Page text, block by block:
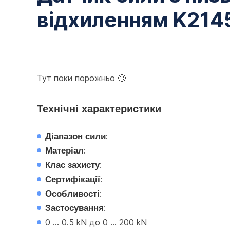
відхиленням
Тут поки порожньо 🙄
Технічні характеристики
Діапазон сили:
Матеріал:
Клас захисту:
Сертифікації:
Особливості:
Застосування:
0 ... 0.5 kN до 0 ... 200 kN